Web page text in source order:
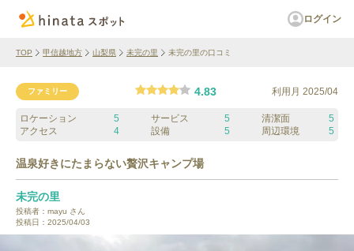
ログイン
TOP 甲信越地方 山梨県 未完の里 未完の里の口コミ
ファミリー 4.83 利用月 2025/04
ロケーション 5 サービス 5 清潔面
5
アクセス
4 設備 5 周辺環境 5
温泉好きにたまらない贅沢キャンプ場
未完の里
投稿者： mayu さん
投稿日： 2025/04/03